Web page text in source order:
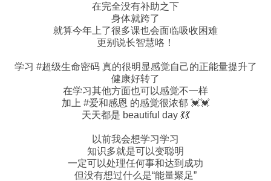
在完全没有补助之下
身体就跨了
就算今年上了很多课也会面临吸收困难
更别说长智慧咯！
学习 #超级生命密码 真的很明显感觉自己的正能量提升了
健康好转了
在学习其他方面也可以感觉不一样
加上 #爱和感恩 的感觉很浓郁 💓💓
天天都是 beautiful day 💃💃
以前我会想学习学习
知识多就是可以变聪明
一定可以处理任何事和达到成功
但没有想过什么是“能量聚足”